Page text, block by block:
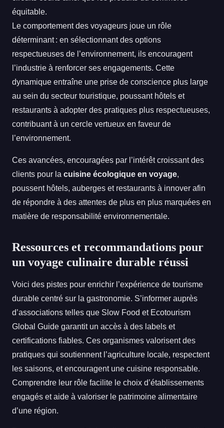
équitable.
Le comportement des voyageurs joue un rôle
déterminant : en sélectionnant des options
respectueuses de l’environnement, ils encouragent
l’industrie à renforcer ses engagements. Cette
dynamique entraîne une prise de conscience plus large
au sein du secteur touristique, poussant hôtels et
restaurants à adopter des pratiques plus respectueuses,
contribuant à un cercle vertueux en faveur de
l’environnement.
Ces avancées, encouragées par l’intérêt croissant des
clients pour la cuisine écologique en voyage,
poussent hôtels, auberges et restaurants à innover afin
de répondre à des attentes de plus en plus marquées en
matière de responsabilité environnementale.
Ressources et recommandations pour
un voyage culinaire durable réussi
Voici des pistes pour enrichir l’expérience de tourisme
durable centré sur la gastronomie. S’informer auprès
d’associations telles que Slow Food et Ecotourism
Global Guide garantit un accès à des labels et
certifications fiables. Ces organismes valorisent des
pratiques qui soutiennent l’agriculture locale, respectent
les saisons, et encouragent une cuisine responsable.
Comprendre leur rôle facilite le choix d’établissements
engagés et aide à valoriser le patrimoine alimentaire
d’une région.